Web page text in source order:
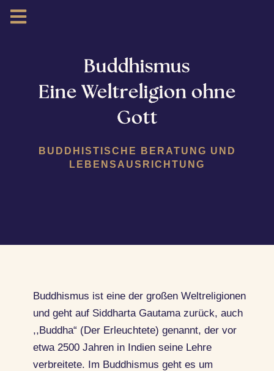
Buddhismus
Eine Weltreligion ohne
Gott
BUDDHISTISCHE BERATUNG UND
LEBENSAUSRICHTUNG
Buddhismus ist eine der großen Weltreligionen
und geht auf Siddharta Gautama zurück, auch
,,Buddha“ (Der Erleuchtete) genannt, der vor
etwa 2500 Jahren in Indien seine Lehre
verbreitete. Im Buddhismus geht es um